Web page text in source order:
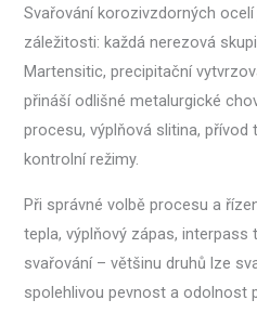
Svařování korozivzdorných
záležitosti: každá nerezová
Martensitic, precipitační
přináší odlišné metalurgické
procesu, výplňová slitina,
kontrolní režimy.
Při správné volbě procesu a
tepla, výplňový zápas,
svařování – většinu druhů lze
spolehlivou pevnost a odolnost